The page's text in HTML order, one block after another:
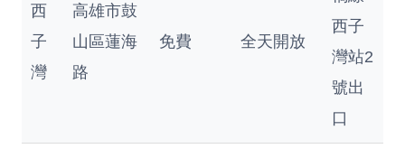
西
子
灣
高雄市鼓
山區蓮海
路
免費 全天開放
西子
灣站2
號出
口